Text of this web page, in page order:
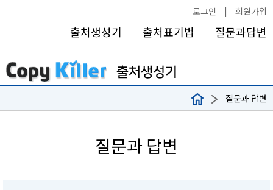
로그인 | 회원가입
출처생성기 출처표기법 질문과답변
질문과 답변
질문과 답변